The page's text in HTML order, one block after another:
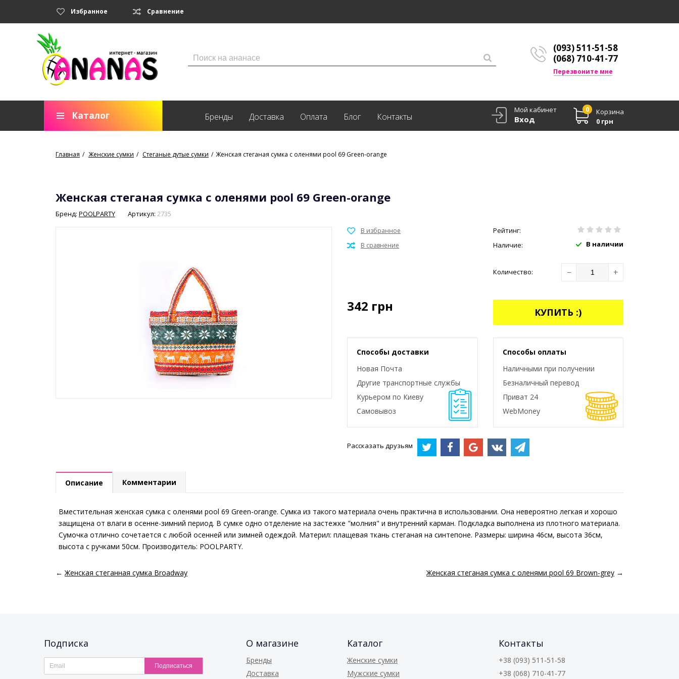
Избранное Сравнение
(093) 511-51-58
(068) 710-41-77
Перезвоните мне
0
Корзина
0 грн
Мой кабинет
Вход
Бренды Доставка Оплата Блог Контакты
Каталог
Главная Женские сумки Стеганые дутые сумки Женская стеганая сумка с оленями pool 69 Green-orange
Женская стеганая сумка с оленями pool 69 Green-orange
Бренд: POOLPARTY Артикул: 2735
Рейтинг:
Наличие:
В наличии
Количество: − +
342 грн КУПИТЬ :)
Способы доставки
Новая Почта
Другие транспортные службы
Курьером по Киеву
Самовывоз
Способы оплаты
Наличными при получении
Безналичный перевод
Приват 24
WebMoney
Рассказать друзьям
Описание Комментарии
Вместительная женская сумка с оленями pool 69 Green-orange. Сумка из такого материала очень практична в использовании. Она невероятно легкая и хорошо
защищена от влаги в осенне-зимний период. В сумке одно отделение на застежке "молния" и внутренний карман. Подкладка выполнена из плотного материала.
Сумочка отлично сочетается с любой осенней или зимней одеждой. Материл: плащевая ткань стеганая на синтепоне. Размеры: ширина 46см, высота 36см,
высота с ручками 50см. Производитель: POOLPARTY.
← Женская стеганная сумка Broadway Женская стеганая сумка с оленями pool 69 Brown-grey →
Подписка
Подписаться
О магазине
Бренды
Доставка
Каталог
Женские сумки
Мужские сумки
Контакты
+38 (093) 511-51-58
+38 (068) 710-41-77